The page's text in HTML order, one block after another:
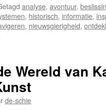
analyse, avontuur,
, historisch, informatie,
, nieuwsgierigheid,
Wereld van
de-schie